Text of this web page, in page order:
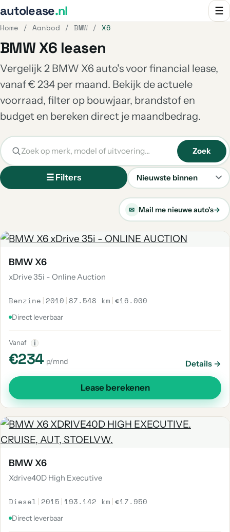
autolease.nl ☰
Home / Aanbod / BMW / X6
BMW X6 leasen
Vergelijk 2 BMW X6 auto's voor financial lease,
vanaf € 234 per maand. Bekijk de actuele
voorraad, filter op bouwjaar, brandstof en
budget en bereken direct je maandbedrag.
☰ Filters
Sorteren
Zoek
✉ Mail me nieuwe auto's→
BMW X6
xDrive 35i - Online Auction
Benzine | 2010 | 87.548 km |€16.000
Direct leverbaar
Vanaf i
€234 p/mnd Details →
Lease berekenen
BMW X6
Xdrive40D High Executive
Diesel | 2015 | 193.142 km |€17.950
Direct leverbaar